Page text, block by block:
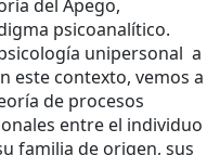
del Apego,
psicoanalítico.
unipersonal a
este contexto, vemos a
de procesos
entre el individuo
familia de origen, sus